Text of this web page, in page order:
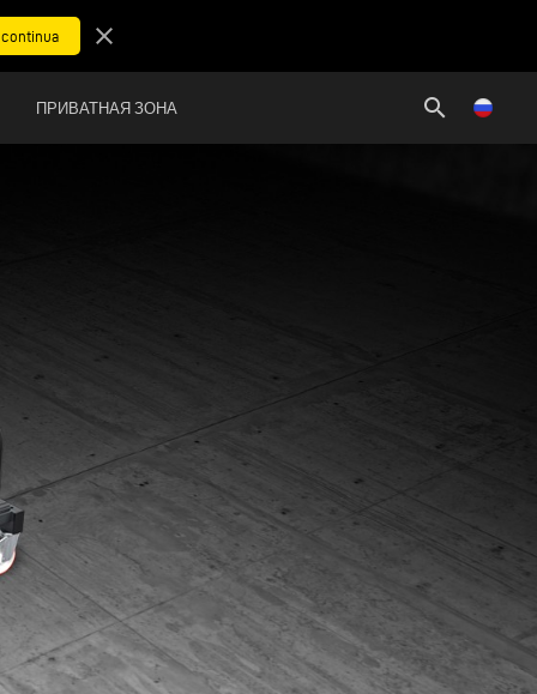
close
ПРИВАТНАЯ ЗОНА search